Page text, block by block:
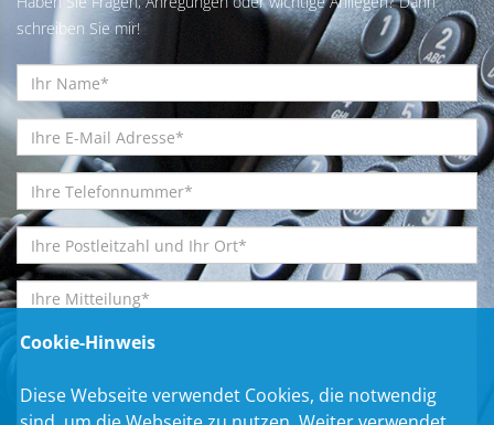
schreiben Sie mir!
Cookie-Hinweis
Diese Webseite verwendet Cookies, die notwendig